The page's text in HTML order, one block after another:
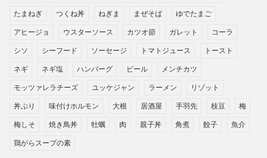
たまねぎ つくね丼 ねぎま まぜそば ゆでたまご
アヒージョ ウスターソース カツオ節 ガレット コーラ
シソ シーフード ソーセージ トマトジュース トースト
ネギ ネギ塩 ハンバーグ ビール メンチカツ
モッツァレラチーズ ユッケジャン ラーメン リゾット
丼ぶり 味付けホルモン 大根 居酒屋 手羽先 枝豆 梅
梅しそ 焼き鳥丼 牡蠣 肉 親子丼 角煮 餃子 魚介
鶏がらスープの素